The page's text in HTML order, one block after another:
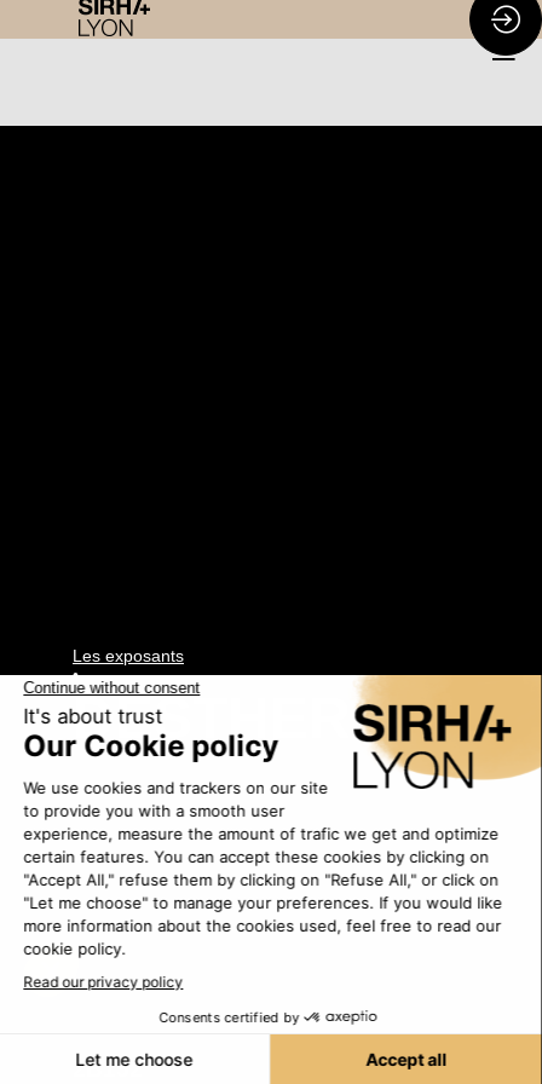
Les exposants
•
DESTHER
2B152